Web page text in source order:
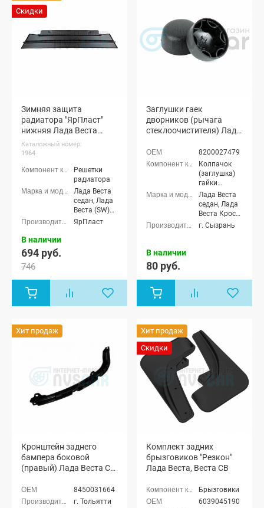
Скидки
Зимняя защита
радиатора "ЯрПласт"
нижняя Лада Веста
(черная шагрень)
Каталожный номер:
1964
Решетки
радиатора
Лада Веста
седан, Лада
Веста (SW)
универсал
ЯрПласт
В наличии
694 руб.
746
Заглушки гаек
дворников (рычага
стеклоочистителя) Лада
8200027479
Колпачок
(заглушка)
гайки
рычага
стеклоочистителя
Лада Веста
седан, Лада
Веста Кросс
седан, Лада
Лада Веста
г. Сызрань
В наличии
80 руб.
Хит продаж
Кронштейн заднего
бампера боковой
(правый) Лада Веста СВ,
8450031664
г. Тольятти
Хит продаж
Скидки
Комплект задних
брызговиков "Резкон"
Лада Веста, Веста СВ
Брызговики
6039045190